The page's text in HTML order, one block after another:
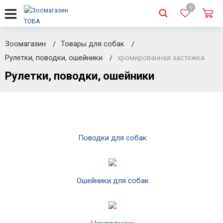
0
Зоомагазин
Товары для собак
Рулетки, поводки, ошейники
хромированная застежка
Рулетки, поводки, ошейники
Поводки для собак
Ошейники для собак